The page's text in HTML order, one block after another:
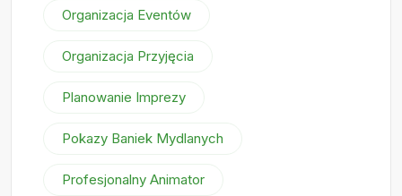
Organizacja Eventów
Organizacja Przyjęcia
Planowanie Imprezy
Pokazy Baniek Mydlanych
Profesjonalny Animator